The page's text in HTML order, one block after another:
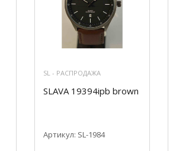
SL - РАСПРОДАЖА
SLAVA 19394ipb brown
Артикул: SL-1984